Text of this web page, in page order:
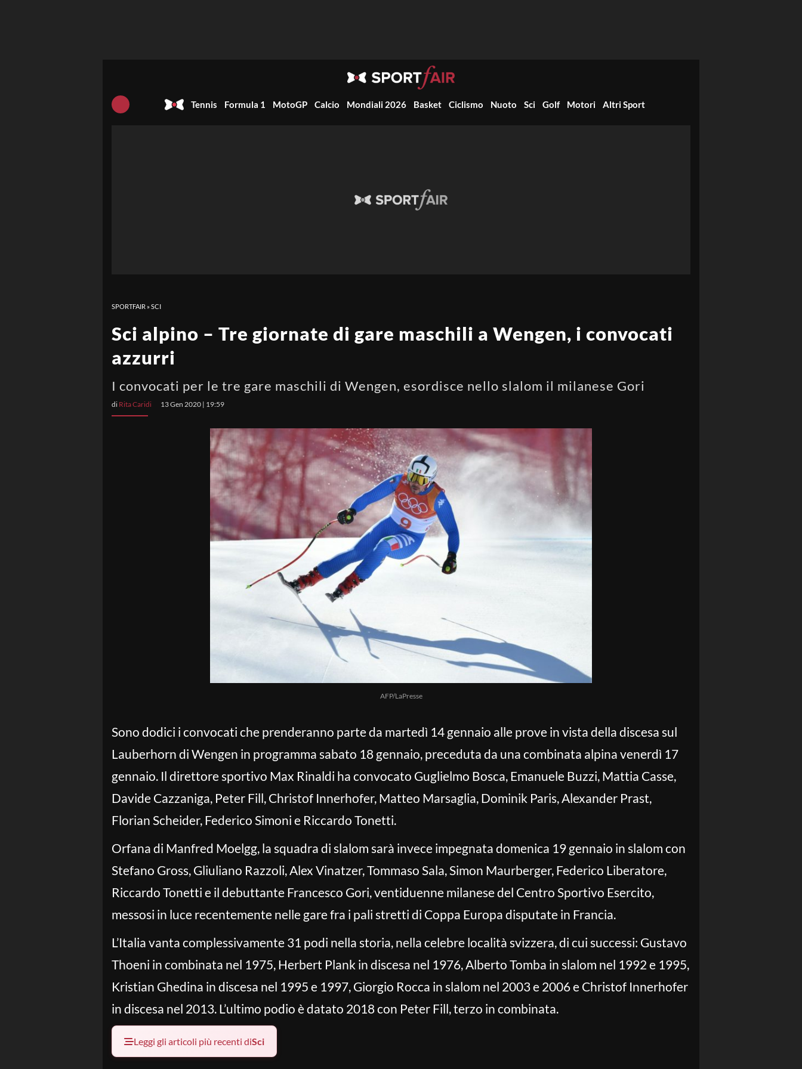
Tennis Formula 1 MotoGP Calcio Mondiali 2026 Basket Ciclismo Nuoto Sci Golf Motori Altri Sport
SPORTFAIR »SCI
Sci alpino – Tre giornate di gare maschili a Wengen, i convocati
azzurri
I convocati per le tre gare maschili di Wengen, esordisce nello slalom il milanese Gori
di Rita Caridi 13 Gen 2020 | 19:59
AFP/LaPresse
Sono dodici i convocati che prenderanno parte da martedì 14 gennaio alle prove in vista della discesa sul
Lauberhorn di Wengen in programma sabato 18 gennaio, preceduta da una combinata alpina venerdì 17
gennaio. Il direttore sportivo Max Rinaldi ha convocato Guglielmo Bosca, Emanuele Buzzi, Mattia Casse,
Davide Cazzaniga, Peter Fill, Christof Innerhofer, Matteo Marsaglia, Dominik Paris, Alexander Prast,
Florian Scheider, Federico Simoni e Riccardo Tonetti.
Orfana di Manfred Moelgg, la squadra di slalom sarà invece impegnata domenica 19 gennaio in slalom con
Stefano Gross, Gliuliano Razzoli, Alex Vinatzer, Tommaso Sala, Simon Maurberger, Federico Liberatore,
Riccardo Tonetti e il debuttante Francesco Gori, ventiduenne milanese del Centro Sportivo Esercito,
messosi in luce recentemente nelle gare fra i pali stretti di Coppa Europa disputate in Francia.
L’Italia vanta complessivamente 31 podi nella storia, nella celebre località svizzera, di cui successi: Gustavo
Thoeni in combinata nel 1975, Herbert Plank in discesa nel 1976, Alberto Tomba in slalom nel 1992 e 1995,
Kristian Ghedina in discesa nel 1995 e 1997, Giorgio Rocca in slalom nel 2003 e 2006 e Christof Innerhofer
in discesa nel 2013. L’ultimo podio è datato 2018 con Peter Fill, terzo in combinata.
Leggi gli articoli più recenti diSci